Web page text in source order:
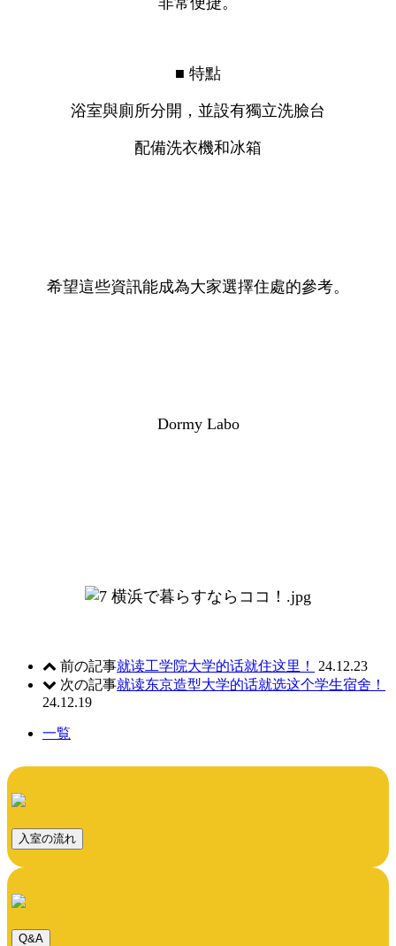
■ 特點
浴室與廁所分開，並設有獨立洗臉台
配備洗衣機和冰箱
希望這些資訊能成為大家選擇住處的參考。
Dormy Labo
前の記事就读工学院大学的话就住这里！
24.12.23
次の記事就读东京造型大学的话就选这个学生宿舍！
24.12.19
一覧
入室の流れ
Q&A